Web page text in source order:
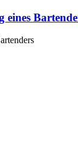
eines